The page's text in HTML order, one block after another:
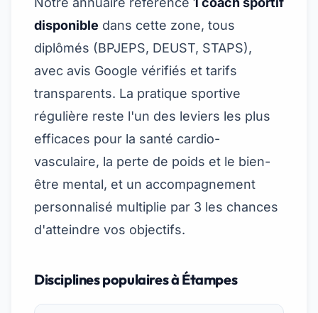
disponible dans cette zone, tous
diplômés (BPJEPS, DEUST, STAPS),
avec avis Google vérifiés et tarifs
transparents. La pratique sportive
régulière reste l'un des leviers les plus
efficaces pour la santé cardio-
vasculaire, la perte de poids et le bien-
être mental, et un accompagnement
personnalisé multiplie par 3 les chances
d'atteindre vos objectifs.
Disciplines populaires à Étampes